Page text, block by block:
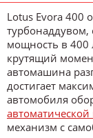
Lotus Evora 400
турбонаддувом,
мощность в
крутящий
автомашина
достигает
автомобиля
механизм с